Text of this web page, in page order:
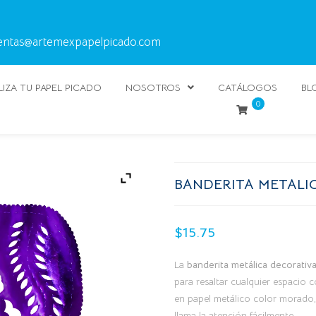
TU PAPEL PICADO NOSOTROS CATÁLOGOS
0
BANDERITA
$15.75
La banderita metálica
para resaltar cualquier espacio
en papel metálico color